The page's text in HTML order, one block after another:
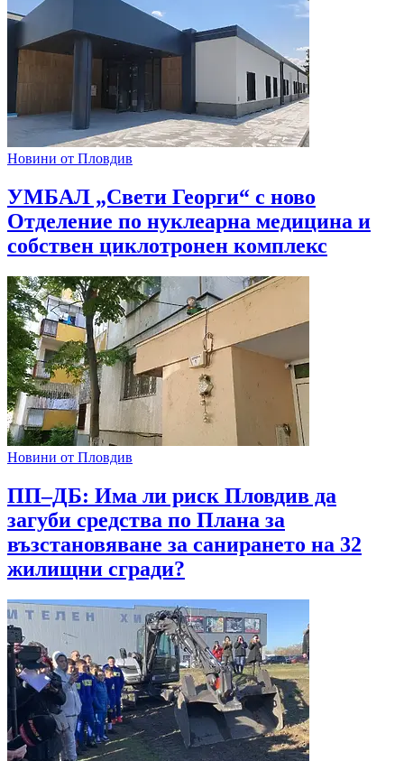
Новини от Пловдив
УМБАЛ „Свети Георги“ с ново
Отделение по нуклеарна медицина и
собствен циклотронен комплекс
Новини от Пловдив
ПП–ДБ: Има ли риск Пловдив да
загуби средства по Плана за
възстановяване за санирането на 32
жилищни сгради?